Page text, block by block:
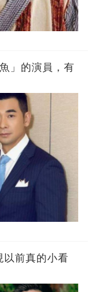
」的演員，有
以前真的小看